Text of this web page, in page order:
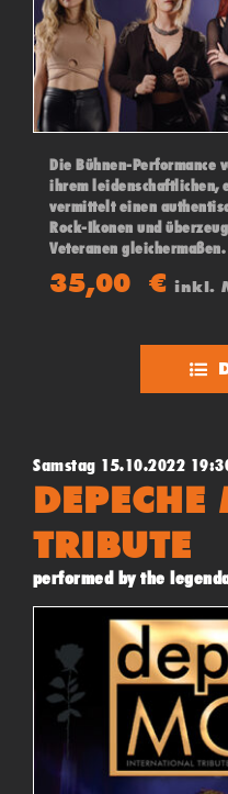
Die Bühnen-Performance
ihrem leidenschaftlichen,
vermittelt einen
Rock-Ikonen und
Veteranen
ihren Vorbildern in Show
kommen. Darauf wurde
gemeinsamen Konzert in
35,00€ inkl.
Samstag 15.10.2022
DEPECHE
TRIBUTE
performed by the